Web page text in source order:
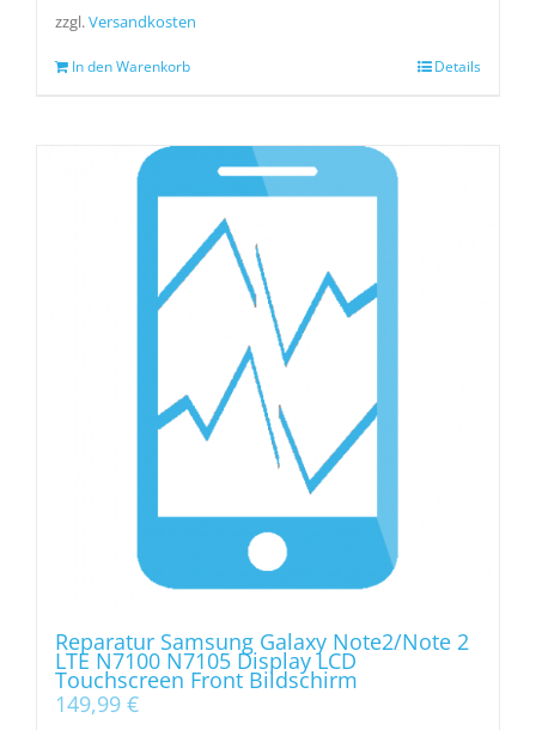
zzgl.Versandkosten
In den Warenkorb Details
Reparatur Samsung Galaxy Note2/Note 2
LTE N7100 N7105 Display LCD
Touchscreen Front Bildschirm
149,99 €